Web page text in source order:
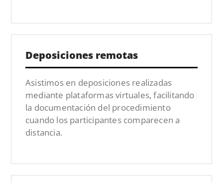
Deposiciones remotas
Asistimos en deposiciones realizadas
mediante plataformas virtuales, facilitando
la documentación del procedimiento
cuando los participantes comparecen a
distancia.